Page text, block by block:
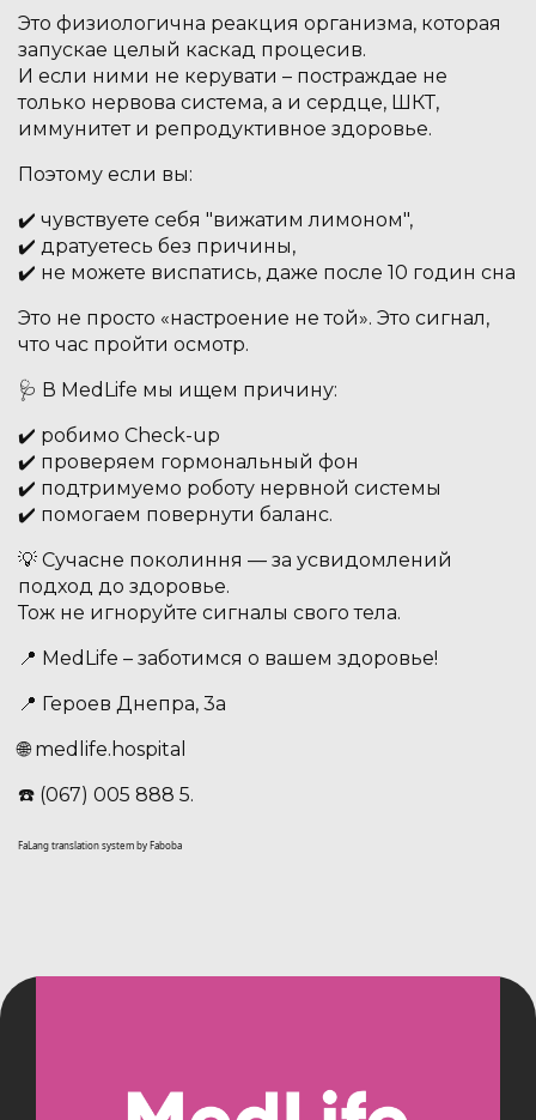
Это физиологична реакция организма, которая
запускае целый каскад процесив.
И если ними не керувати – постраждае не
только нервова система, а и сердце, ШКТ,
иммунитет и репродуктивное здоровье.
Поэтому если вы:
✔️ чувствуете себя "вижатим лимоном",
✔️ дратуетесь без причины,
✔️ не можете виспатись, даже после 10 годин сна
Это не просто «настроение не той». Это сигнал,
что час пройти осмотр.
🩺 В MedLife мы ищем причину:
✔️ робимо Check-up
✔️ проверяем гормональный фон
✔️ подтримуемо роботу нервной системы
✔️ помогаем повернути баланс.
💡 Сучасне поколиння — за усвидомлений
подход до здоровье.
Тож не игноруйте сигналы свого тела.
📍 MedLife – заботимся о вашем здоровье!
📍 Героев Днепра, 3а
🌐 medlife.hospital
☎️ (067) 005 888 5.
FaLang translation system by Faboba